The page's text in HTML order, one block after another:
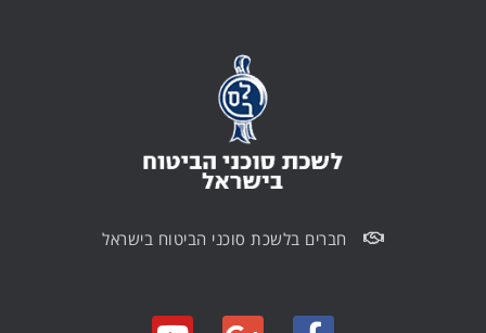
חברים בלשכת סוכני הביטוח בישראל